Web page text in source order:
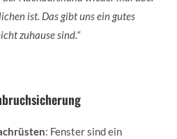
ist. Das gibt uns ein gutes
zuhause sind.“
: Fenster sind ein